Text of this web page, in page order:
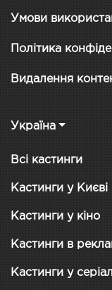
Умови
Політика
Видалення
Україна
Всі кастинги
Кастинги у Києві
Кастинги у кіно
Кастинги в
Кастинги у